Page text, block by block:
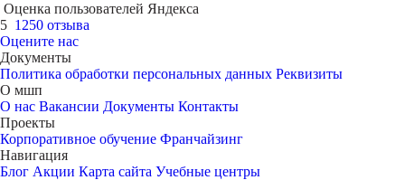
Оценка пользователей Яндекса
5 1250 отзыва
Оцените нас
Документы
Политика обработки персональных данных Реквизиты
О мшп
О нас Вакансии Документы Контакты
Проекты
Корпоративное обучение Франчайзинг
Навигация
Блог Акции Карта сайта Учебные центры